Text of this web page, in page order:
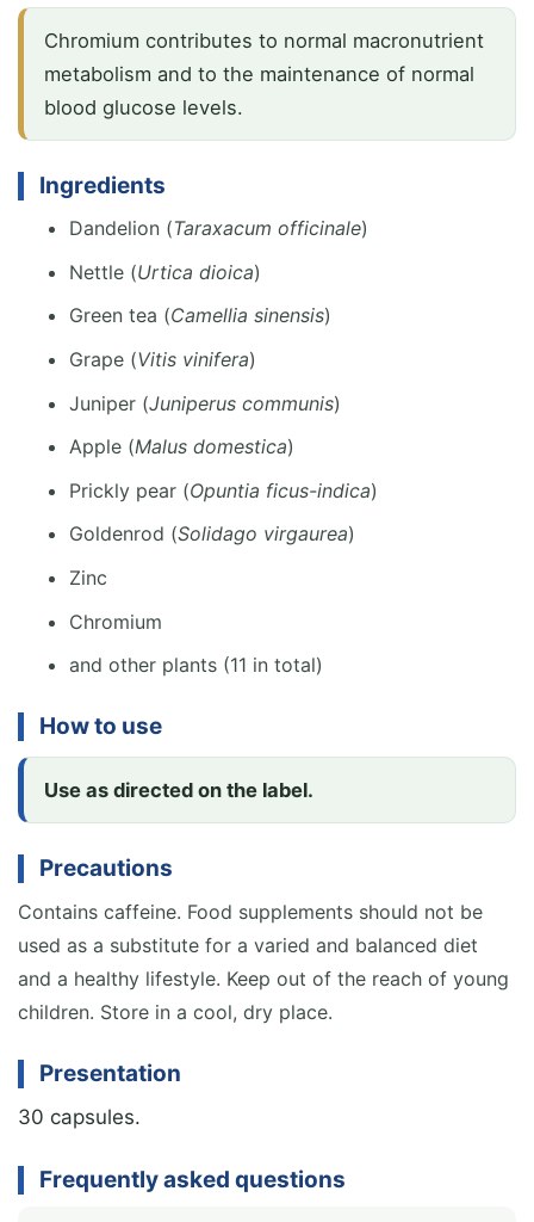
Chromium contributes to normal macronutrient
metabolism and to the maintenance of normal
blood glucose levels.
Ingredients
Dandelion (Taraxacum officinale)
Nettle (Urtica dioica)
Green tea (Camellia sinensis)
Grape (Vitis vinifera)
Juniper (Juniperus communis)
Apple (Malus domestica)
Prickly pear (Opuntia ficus-indica)
Goldenrod (Solidago virgaurea)
Zinc
Chromium
and other plants (11 in total)
How to use
Use as directed on the label.
Precautions
Contains caffeine. Food supplements should not be
used as a substitute for a varied and balanced diet
and a healthy lifestyle. Keep out of the reach of young
children. Store in a cool, dry place.
Presentation
30 capsules.
Frequently asked questions